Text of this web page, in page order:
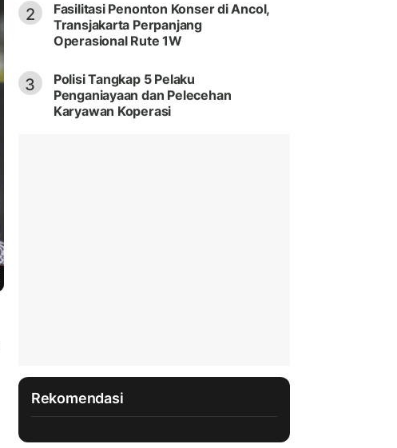
2
Fasilitasi Penonton Konser di Ancol,
Transjakarta Perpanjang
Operasional Rute 1W
3
Polisi Tangkap 5 Pelaku
Penganiayaan dan Pelecehan
Karyawan Koperasi
Rekomendasi